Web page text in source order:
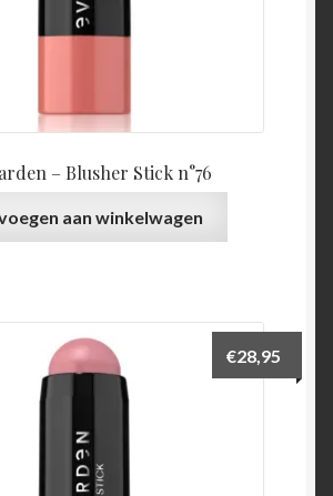
– Blusher Stick n°76
aan winkelwagen
€28,95